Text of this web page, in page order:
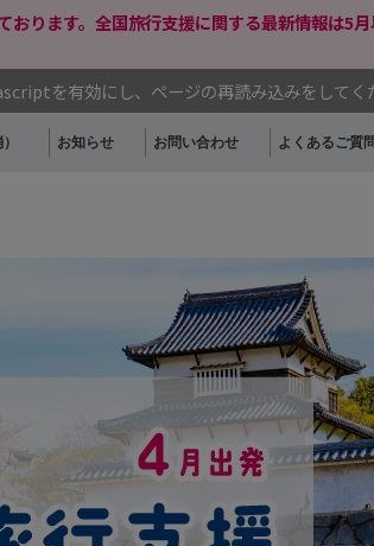
ります。全国旅行支援に関する最新情報は5
を有効にし、ページの再読み込みをしてく
お知らせ お問い合わせ よくあるご質